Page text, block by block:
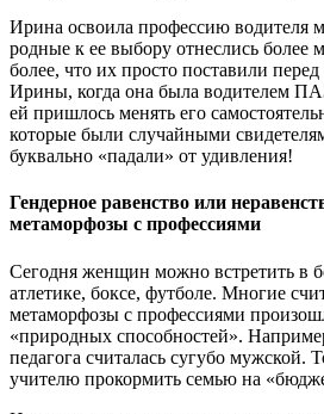
Ирина освоила профессию водителя
родные к ее выбору отнеслись более
более, что их просто поставили
Ирины, когда она была водителем
ей пришлось менять его
которые были случайными
буквально «падали» от удивления!
Гендерное равенство или
метаморфозы с профессиями
Сегодня женщин можно встретить в
атлетике, боксе, футболе. Многие
метаморфозы с профессиями
«природных способностей».
педагога считалась сугубо мужской.
учителю прокормить семью на